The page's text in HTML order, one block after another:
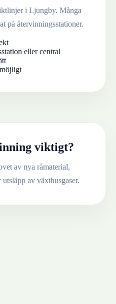
i Ljungby. Många
på återvinningsstationer.
eller central
viktigt?
av nya råmaterial,
av växthusgaser.